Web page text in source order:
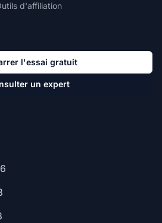
d'affiliation
l'essai gratuit
un expert